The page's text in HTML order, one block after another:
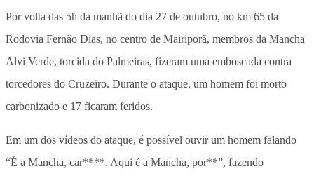
Por volta das 5h da manhã do dia 27 de outubro, no km 65 da
Rodovia Fernão Dias, no centro de Mairiporã, membros da Mancha
Alvi Verde, torcida do Palmeiras, fizeram uma emboscada contra
torcedores do Cruzeiro. Durante o ataque, um homem foi morto
carbonizado e 17 ficaram feridos.
Em um dos vídeos do ataque, é possível ouvir um homem falando
“É a Mancha, car****. Aqui é a Mancha, por**”, fazendo